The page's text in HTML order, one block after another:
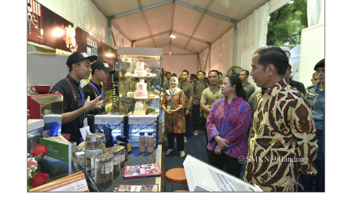
Larger
Image